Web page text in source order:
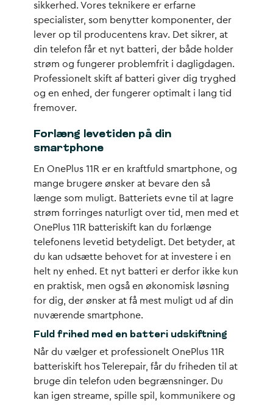
sikkerhed. Vores teknikere er erfarne
specialister, som benytter komponenter, der
lever op til producentens krav. Det sikrer, at
din telefon får et nyt batteri, der både holder
strøm og fungerer problemfrit i dagligdagen.
Professionelt skift af batteri giver dig tryghed
og en enhed, der fungerer optimalt i lang tid
fremover.
Forlæng levetiden på din
smartphone
En OnePlus 11R er en kraftfuld smartphone, og
mange brugere ønsker at bevare den så
længe som muligt. Batteriets evne til at lagre
strøm forringes naturligt over tid, men med et
OnePlus 11R batteriskift kan du forlænge
telefonens levetid betydeligt. Det betyder, at
du kan udsætte behovet for at investere i en
helt ny enhed. Et nyt batteri er derfor ikke kun
en praktisk, men også en økonomisk løsning
for dig, der ønsker at få mest muligt ud af din
nuværende smartphone.
Fuld frihed med en batteri udskiftning
Når du vælger et professionelt OnePlus 11R
batteriskift hos Telerepair, får du friheden til at
bruge din telefon uden begrænsninger. Du
kan igen streame, spille spil, kommunikere og